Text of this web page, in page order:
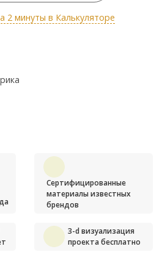
2 минуты в Калькуляторе
Сертифицированные
материалы известных
брендов
3-d визуализация
проекта бесплатно